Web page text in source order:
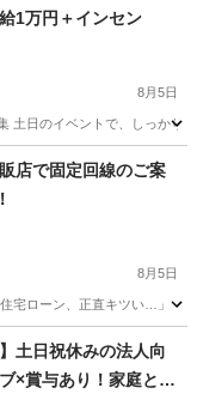
1万円＋インセン
8月5日
土日のイベントで、しっか
店で固定回線のご案
8月5日
宅ローン、正直キツい…」
土日祝休みの法人向
×賞与あり！家庭との